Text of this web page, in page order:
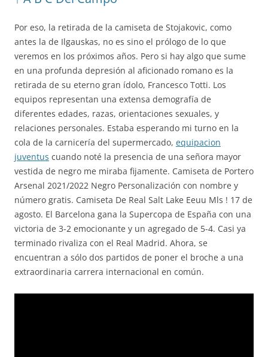
Por eso, la retirada de la camiseta de Stojakovic, como
antes la de Ilgauskas, no es sino el prólogo de lo que
veremos en los próximos años. Pero si hay algo que sume
en una profunda depresión al aficionado romano es la
retirada de su eterno gran ídolo, Francesco Totti. Los
equipos representan una extensa demografía de
diferentes edades, razas, orientaciones sexuales, y
relaciones personales. Estaba esperando mi turno en la
cola de la carnicería del supermercado, equipacion
juventus cuando noté la presencia de una señora mayor
vestida de negro me miraba fijamente. Camiseta de Portero
Arsenal 2021/2022 Negro Personalización con nombre y
número gratis. Camiseta De Real Salt Lake Eeuu Mls ! 17 de
agosto. El Barcelona gana la Supercopa de España con una
victoria de 3-2 emocionante y un agregado de 5-4. Casi ya
terminado rivaliza con el Real Madrid. Ahora, se
encuentran a sólo dos partidos de poner el broche a una
extraordinaria carrera internacional en común.